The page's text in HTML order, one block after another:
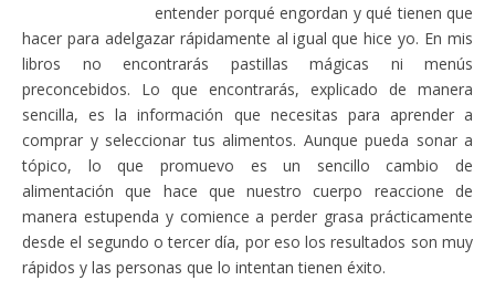
entender porqué engordan y qué tienen que
hacer para adelgazar rápidamente al igual que hice yo. En mis
libros no encontrarás pastillas mágicas ni menús
preconcebidos. Lo que encontrarás, explicado de manera
sencilla, es la información que necesitas para aprender a
comprar y seleccionar tus alimentos. Aunque pueda sonar a
tópico, lo que promuevo es un sencillo cambio de
alimentación que hace que nuestro cuerpo reaccione de
manera estupenda y comience a perder grasa prácticamente
desde el segundo o tercer día, por eso los resultados son muy
rápidos y las personas que lo intentan tienen éxito.